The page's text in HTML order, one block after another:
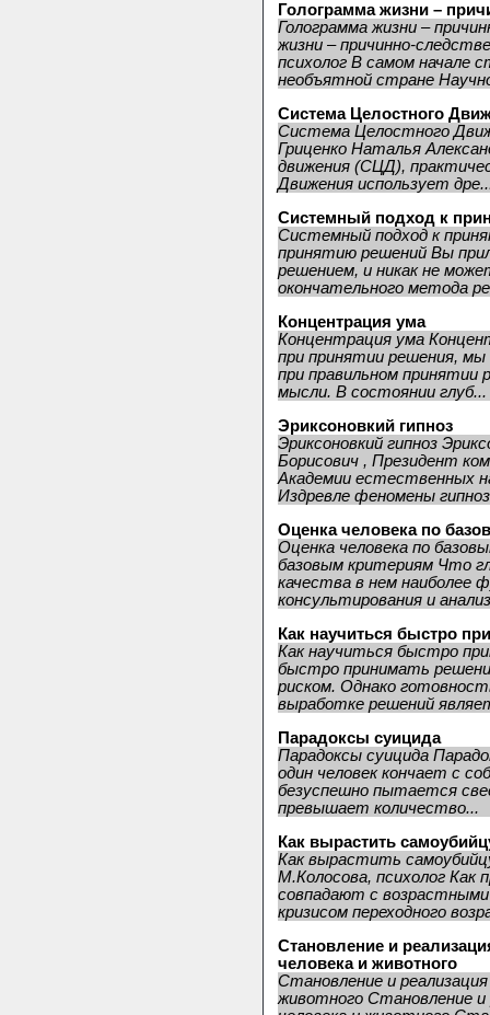
Голограмма жизни –
Голограмма жизни –
жизни – причинно-
психолог В самом начале
необъятной стране
Система Целостного
Система Целостного
Гриценко Наталья
движения (CЦД),
Движения использует
Системный подход к
Системный подход к
принятию решений Вы
решением, и никак не
окончательного метода
Концентрация ума
Концентрация ума
при принятии решения,
при правильном принятии
мысли. В состоянии глуб...
Эриксоновкий гипноз
Эриксоновкий гипноз
Борисович , Президент
Академии естественных
Издревле феномены
Оценка человека по
Оценка человека по
базовым критериям Что
качества в нем наиболее
консультирования и
Как научиться быстро
Как научиться быстро
быстро принимать
риском. Однако
выработке решений
Парадоксы суицида
Парадоксы суицида
один человек кончает с
безуспешно пытается
превышает количество...
Как вырастить
Как вырастить
М.Колосова, психолог Как
совпадают с возрастными
кризисом переходного
Становление и
человека и животного
Становление и реализация
животного Становление и